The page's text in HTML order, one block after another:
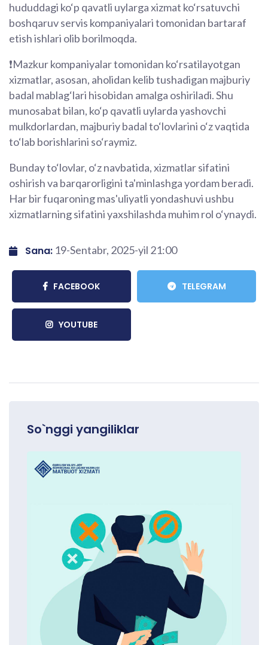
hududdagi ko‘p qavatli uylarga xizmat ko‘rsatuvchi
boshqaruv servis kompaniyalari tomonidan bartaraf
etish ishlari olib borilmoqda.
❗️Mazkur kompaniyalar tomonidan ko‘rsatilayotgan
xizmatlar, asosan, aholidan kelib tushadigan majburiy
badal mablag‘lari hisobidan amalga oshiriladi. Shu
munosabat bilan, ko‘p qavatli uylarda yashovchi
mulkdorlardan, majburiy badal to‘lovlarini o‘z vaqtida
to‘lab borishlarini so‘raymiz.
Bunday to‘lovlar, o‘z navbatida, xizmatlar sifatini
oshirish va barqarorligini ta'minlashga yordam beradi.
Har bir fuqaroning mas'uliyatli yondashuvi ushbu
xizmatlarning sifatini yaxshilashda muhim rol o‘ynaydi.
Sana: 19-Sentabr, 2025-yil 21:00
FACEBOOK TELEGRAM
YOUTUBE
So`nggi yangiliklar